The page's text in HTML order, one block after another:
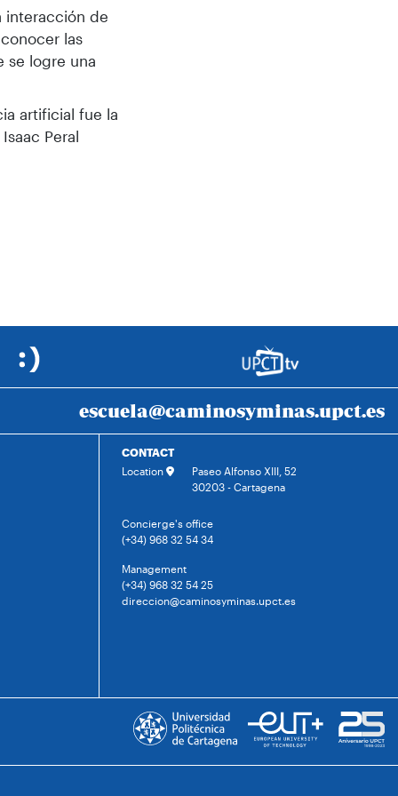
interacción de
las
se logre una
artificial fue la
Peral
escuela@caminosyminas.upct.es
CONTACT
Location
Paseo Alfonso XIII, 52
30203 - Cartagena
Concierge's office
(+34) 968 32 54 34
Management
(+34) 968 32 54 25
direccion@caminosyminas.upct.es